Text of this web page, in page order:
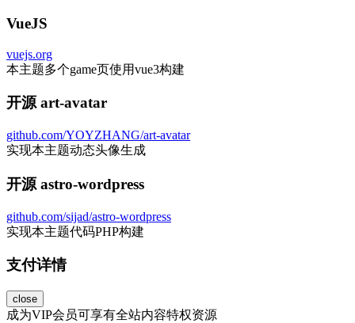
VueJS
vuejs.org
本主题多个game页使用vue3构建
开源 art-avatar
github.com/YOYZHANG/art-avatar
实现本主题动态头像生成
开源 astro-wordpress
github.com/sijad/astro-wordpress
实现本主题代码PHP构建
支付详情
close
成为VIP会员可享有全站内容特权资源